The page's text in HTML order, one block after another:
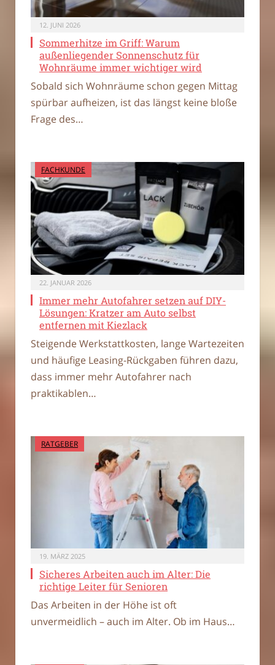
12. JUNI 2026
Sommerhitze im Griff: Warum
außenliegender Sonnenschutz für
Wohnräume immer wichtiger wird
Sobald sich Wohnräume schon gegen Mittag
spürbar aufheizen, ist das längst keine bloße
Frage des…
FACHKUNDE
22. JANUAR 2026
Immer mehr Autofahrer setzen auf DIY-
Lösungen: Kratzer am Auto selbst
entfernen mit Kiezlack
Steigende Werkstattkosten, lange Wartezeiten
und häufige Leasing-Rückgaben führen dazu,
dass immer mehr Autofahrer nach
praktikablen…
RATGEBER
19. MÄRZ 2025
Sicheres Arbeiten auch im Alter: Die
richtige Leiter für Senioren
Das Arbeiten in der Höhe ist oft
unvermeidlich – auch im Alter. Ob im Haus…